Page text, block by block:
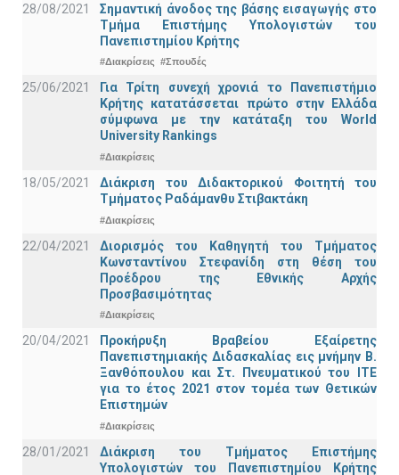
28/08/2021
Σημαντική άνοδος της βάσης εισαγωγής στο
Τμήμα Επιστήμης Υπολογιστών του
Πανεπιστημίου Κρήτης
#Διακρίσεις #Σπουδές
25/06/2021
Για Τρίτη συνεχή χρονιά το Πανεπιστήμιο
Κρήτης κατατάσσεται πρώτο στην Ελλάδα
σύμφωνα με την κατάταξη του World
University Rankings
#Διακρίσεις
18/05/2021
Διάκριση του Διδακτορικού Φοιτητή του
Τμήματος Ραδάμανθυ Στιβακτάκη
#Διακρίσεις
22/04/2021
Διορισμός του Καθηγητή του Τμήματος
Κωνσταντίνου Στεφανίδη στη θέση του
Προέδρου της Εθνικής Αρχής
Προσβασιμότητας
#Διακρίσεις
20/04/2021
Προκήρυξη Βραβείου Εξαίρετης
Πανεπιστημιακής Διδασκαλίας εις μνήμην Β.
Ξανθόπουλου και Στ. Πνευματικού του ΙΤΕ
για το έτος 2021 στον τομέα των Θετικών
Επιστημών
#Διακρίσεις
28/01/2021
Διάκριση του Τμήματος Επιστήμης
Υπολογιστών του Πανεπιστημίου Κρήτης